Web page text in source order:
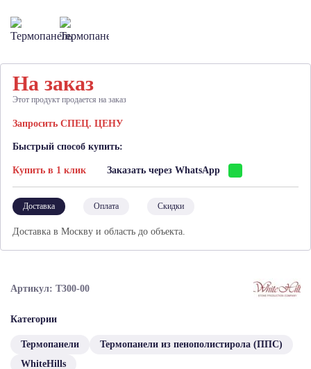
Артикул: Т300-00
Категории
Термопанели
Термопанели из пенополистирола (ППС)
WhiteHills
На заказ
Этот продукт продается на заказ
Запросить СПЕЦ. ЦЕНУ
Быстрый способ купить:
Купить в 1 клик Заказать через WhatsApp
Доставка Оплата Скидки
Доставка в Москву и область до объекта.